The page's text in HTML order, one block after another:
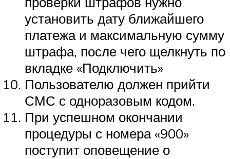
установить дату ближайшего
платежа и максимальную сумму
штрафа, после чего щелкнуть по
вкладке «Подключить»
Пользователю должен прийти
СМС с одноразовым кодом.
При успешном окончании
процедуры с номера «900»
поступит оповещение о